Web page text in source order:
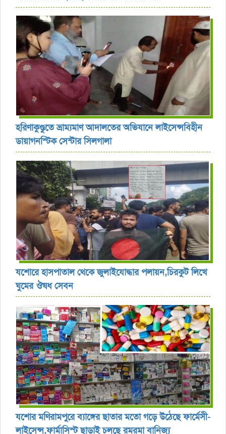
হরিণাকুণ্ডুতে ভ্রাম্যমাণ আদালতের অভিযানে লাইসেন্সবিহীন
ডায়াগনস্টিক সেন্টার সিলগালা
যশোরে হাসপাতাল থেকে জুলাইযোদ্ধার পলায়ন,চিরকুট লিখে
ঘুমের ঔষধ সেবন
যশোর ‎মণিরামপুরে ব্যাঙ্গের ছাতার মতো গড়ে উঠেছে ফার্মেসী-
লাইসেন্স,ফার্মাসিস্ট ছাড়াই চলছে রমরমা বানিজ্য ‎